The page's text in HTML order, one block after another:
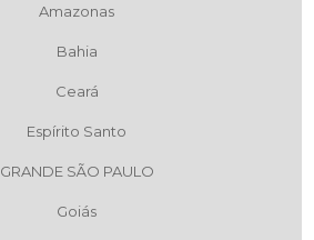
Amazonas
Bahia
Ceará
Espírito Santo
GRANDE SÃO PAULO
Goiás